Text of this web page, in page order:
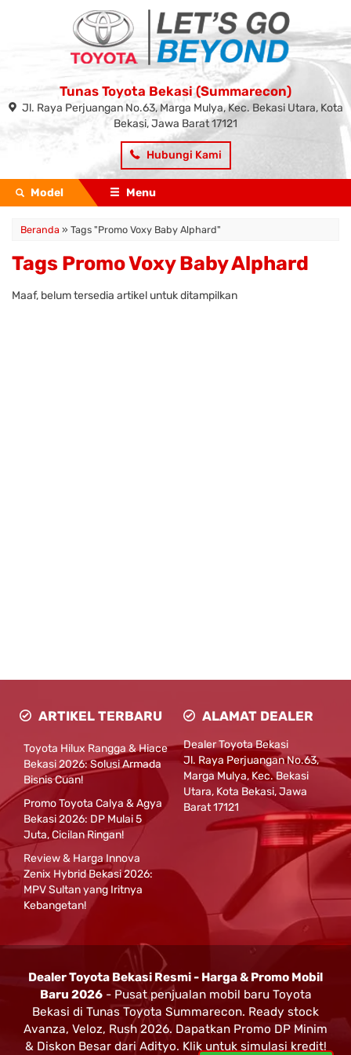
Tunas Toyota Bekasi (Summarecon)
Jl. Raya Perjuangan No.63, Marga Mulya, Kec. Bekasi Utara, Kota
Bekasi, Jawa Barat 17121
Hubungi Kami
Model Menu
Beranda » Tags "Promo Voxy Baby Alphard"
Tags Promo Voxy Baby Alphard
Maaf, belum tersedia artikel untuk ditampilkan
ARTIKEL TERBARU
Toyota Hilux Rangga & Hiace
Bekasi 2026: Solusi Armada
Bisnis Cuan!
Promo Toyota Calya & Agya
Bekasi 2026: DP Mulai 5
Juta, Cicilan Ringan!
Review & Harga Innova
Zenix Hybrid Bekasi 2026:
MPV Sultan yang Iritnya
Kebangetan!
ALAMAT DEALER
Dealer Toyota Bekasi
Jl. Raya Perjuangan No.63,
Marga Mulya, Kec. Bekasi
Utara, Kota Bekasi, Jawa
Barat 17121
Dealer Toyota Bekasi Resmi - Harga & Promo Mobil
Baru 2026- Pusat penjualan mobil baru Toyota
Bekasi di Tunas Toyota Summarecon. Ready stock
Avanza, Veloz, Rush 2026. Dapatkan Promo DP Minim
& Diskon Besar dari Adityo. Klik untuk simulasi kredit!